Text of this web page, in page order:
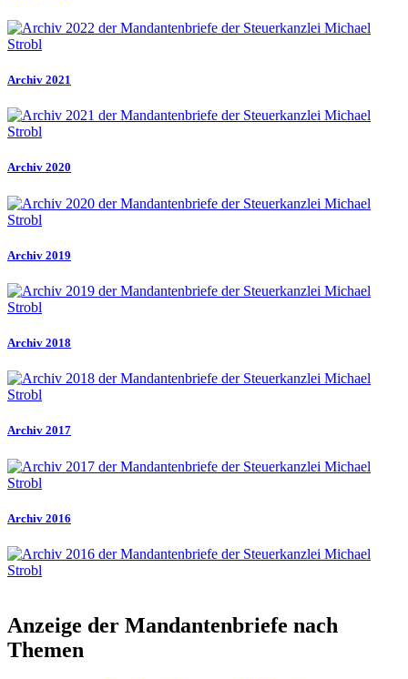
Archiv 2021
Archiv 2020
Archiv 2019
Archiv 2018
Archiv 2017
Archiv 2016
Anzeige der Mandantenbriefe nach
Themen